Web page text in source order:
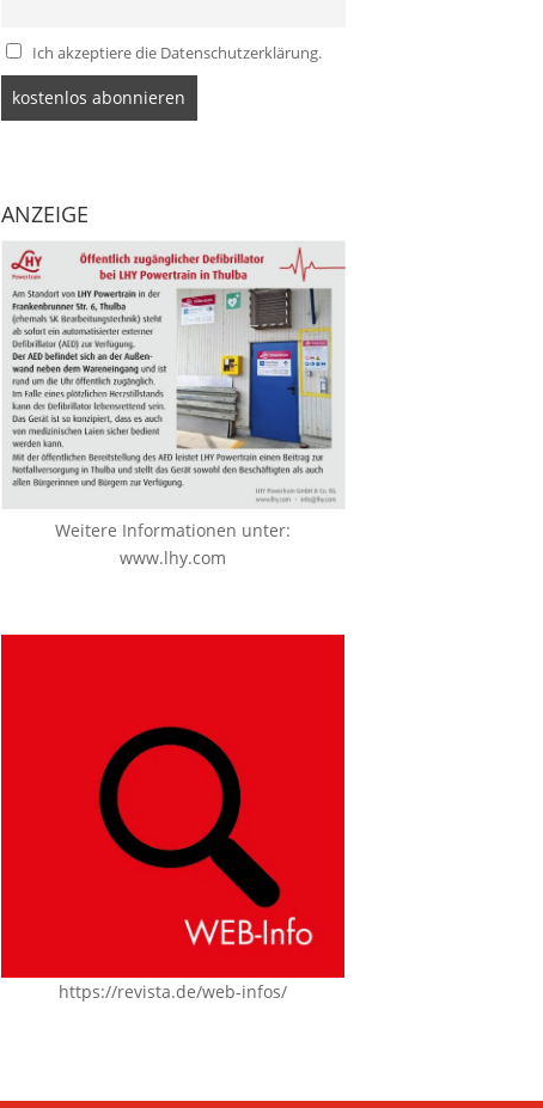
Ich akzeptiere die Datenschutzerklärung.
ANZEIGE
Weitere Informationen unter:
www.lhy.com
https://revista.de/web-infos/